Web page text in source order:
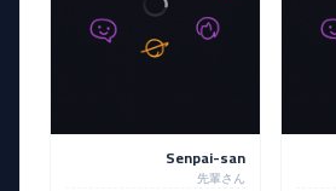
Senpai-san
先輩さん